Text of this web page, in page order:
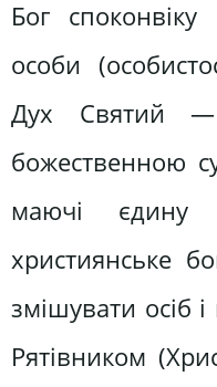
Бог
особи
Дух Святий —
божественною
маючі
християнське
змішувати осіб і
Рятівником